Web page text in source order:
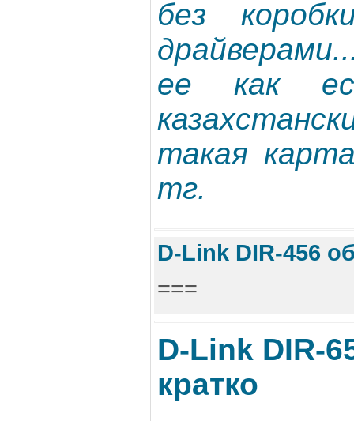
без
ее как
такая
тг.
D-Link DIR-456
===
D-Link DIR-
кратко